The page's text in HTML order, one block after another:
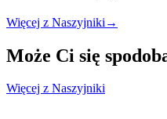
Więcej z Naszyjniki →
Może Ci się
Więcej z Naszyjniki